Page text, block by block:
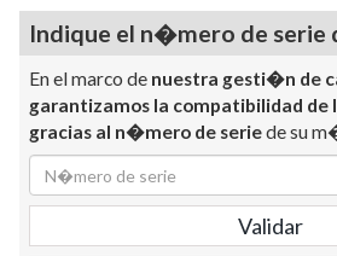
Indique el n�mero de serie
En el marco de nuestra gesti�n de
garantizamos la compatibilidad de
gracias al n�mero de seriede su